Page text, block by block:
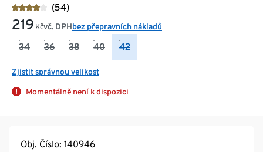
(54)
219 Kčvč. DPHbez přepravních nákladů
34 36 38 40 42
Zjistit správnou velikost
Momentálně není k dispozici
Obj. Číslo: 140946